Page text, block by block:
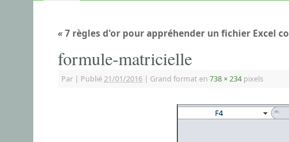
«7 règles d'or pour appréhender un fichier Excel
formule-matricielle
Par | Publié21/01/2016 | Grand format en 738 × 234 pixels